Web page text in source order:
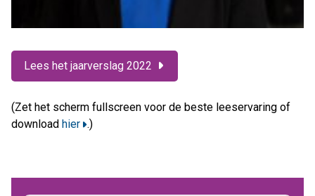
Lees het jaarverslag 2022
(Zet het scherm fullscreen voor de beste leeservaring of
download hier .)